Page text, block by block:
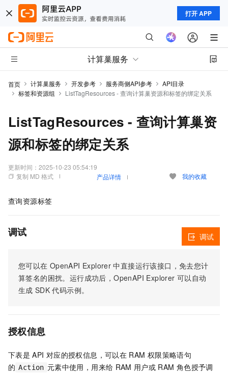
打开 APP
计算巢服务
首页 计算巢服务 开发参考 服务商侧API参考
API目录
标签和资源组
ListTagResources - 查询计算巢资源和标签的绑定关系
ListTagResources - 查询计算巢资
源和标签的绑定关系
更新时间： 2025-10-23 05:54:19
复制 MD 格式
产品详情 我的收藏
查询资源标签
调试
您可以在 OpenAPI Explorer 中直接运行该接口，免去您计
算签名的困扰。运行成功后，OpenAPI Explorer 可以自动
生成 SDK 代码示例。
调试
授权信息
下表是 API 对应的授权信息，可以在 RAM 权限策略语句
的 Action 元素中使用，用来给 RAM 用户或 RAM 角色授予调